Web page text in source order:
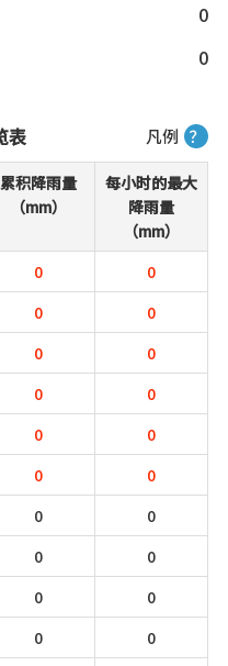
0
0
凡例 ？
表
累积降雨量
（mm）
每小时的最大
降雨量
（mm）
0
0
0
0
0
0
0
0
0
0
0
0
0
0
0
0
0
0
0
0